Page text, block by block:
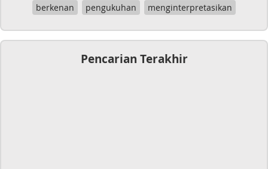
berkenan
pengukuhan menginterpretasikan
Pencarian Terakhir